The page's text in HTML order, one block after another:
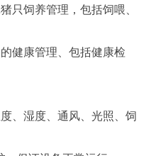
只饲养管理，包括饲喂、
健康管理、包括健康检
、湿度、通风、光照、饲